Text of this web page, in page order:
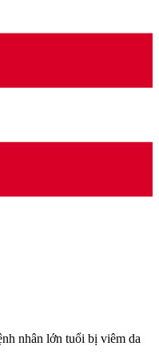
nhân lớn tuổi bị viêm da